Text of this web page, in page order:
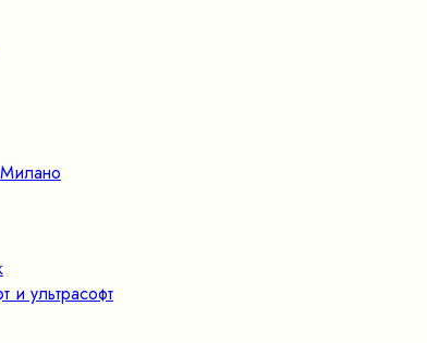
и ультрасофт